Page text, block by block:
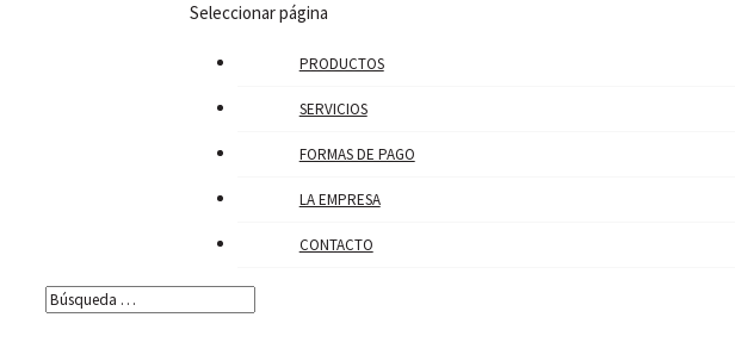
Seleccionar página
PRODUCTOS
SERVICIOS
FORMAS DE PAGO
LA EMPRESA
CONTACTO